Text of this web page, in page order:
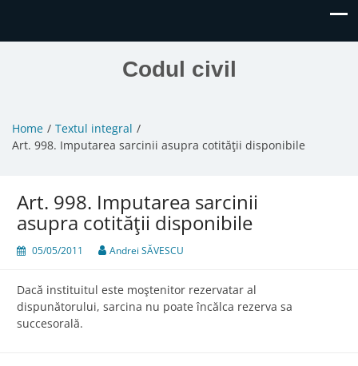
Codul civil
Home
Textul integral
Art. 998. Imputarea sarcinii asupra cotităţii disponibile
Art. 998. Imputarea sarcinii
asupra cotităţii disponibile
05/05/2011 Andrei SĂVESCU
Dacă instituitul este moştenitor rezervatar al
dispunătorului, sarcina nu poate încălca rezerva sa
succesorală.